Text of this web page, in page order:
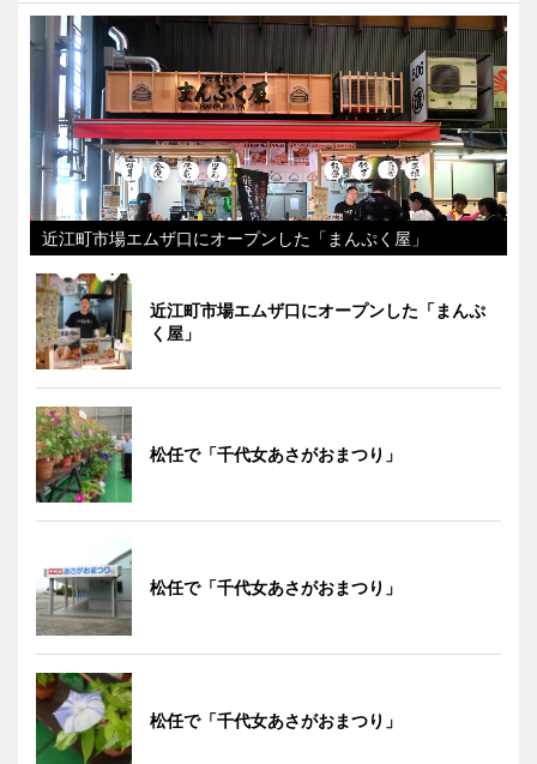
近江町市場エムザ口にオープンした「まんぷく屋」
近江町市場エムザ口にオープンした「まんぷ
く屋」
松任で「千代女あさがおまつり」
松任で「千代女あさがおまつり」
松任で「千代女あさがおまつり」